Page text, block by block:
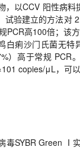
以CCV 阳性病
验建立的方法对
高100倍；该
痢沙门氏菌无
）高于常规 PCR
copies/μL，可以
毒SYBR Green Ⅰ